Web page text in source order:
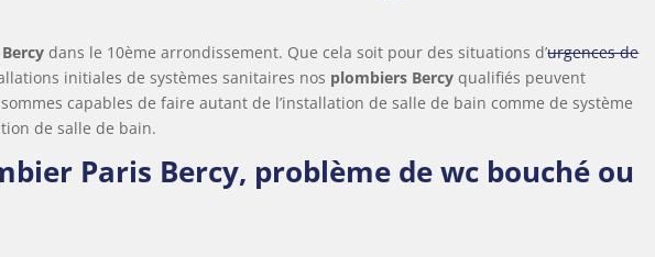
dans le 10ème arrondissement. Que cela soit pour des situations d’urgences de
initiales de systèmes sanitaires nos plombiers Bercy qualifiés peuvent
capables de faire autant de l’installation de salle de bain comme de système
de salle de bain.
Paris Bercy, problème dewc bouché ou